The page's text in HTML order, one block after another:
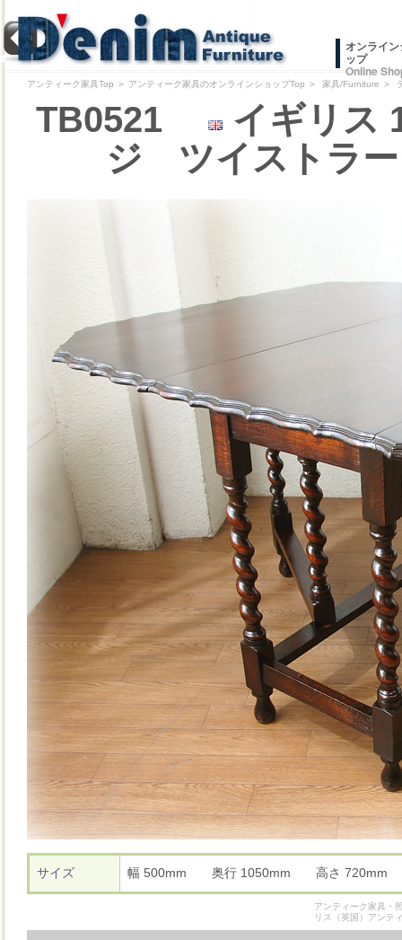
オンライ
ップ
Online
アンティーク家具Top ＞ アンティーク家具のオンラインショップTop ＞ 家具/Furniture ＞
TB0521
イギリス
ジ ツイストラー
サイズ 幅 500mm 奥行 1050mm 高さ
アンティーク家具・
リス（英国）アンテ